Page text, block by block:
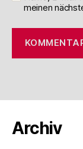
meinen
Archiv